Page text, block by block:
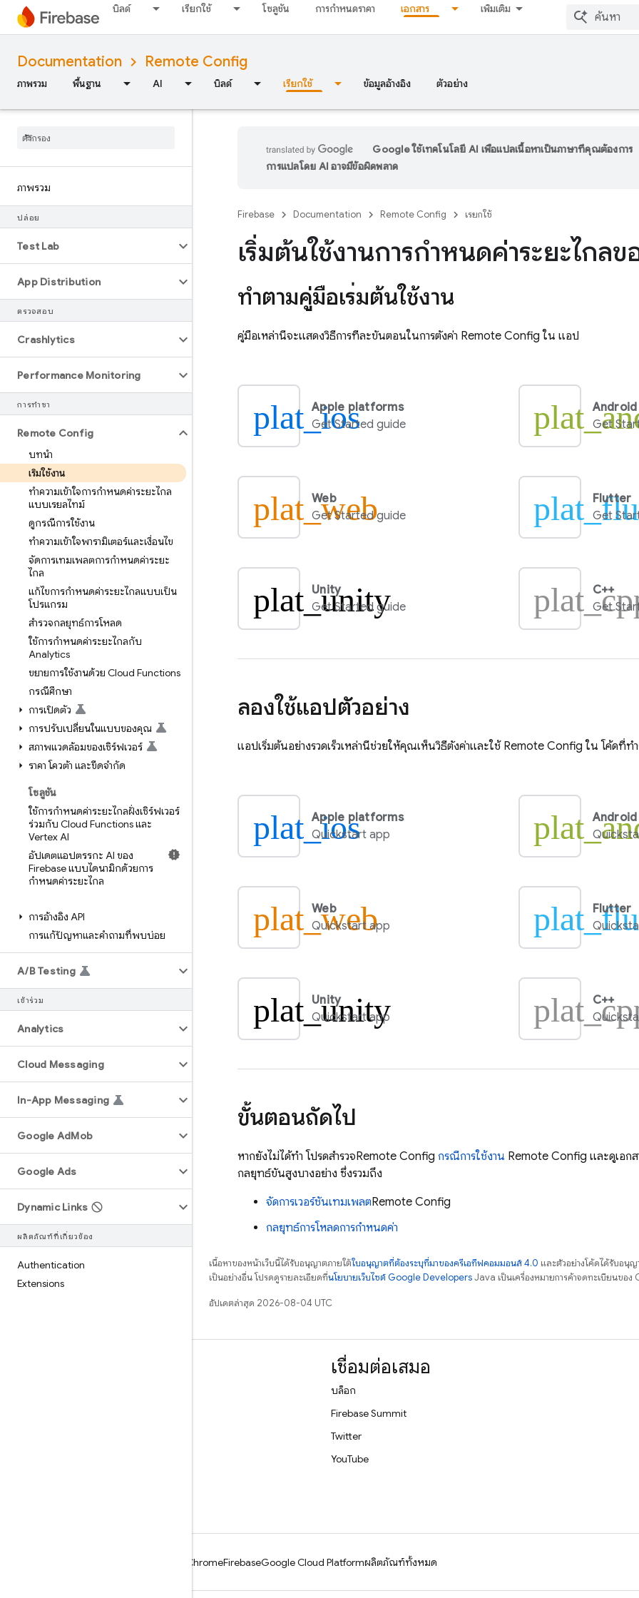
บิลด์ เรียกใช้ โซลูชัน การกำหนดราคา เอกสาร เพิ่มเติม
Documentation Remote Config
ภาพรวม พื้นฐาน AI บิลด์ เรียกใช้ ข้อมูลอ้างอิง ตัวอย่าง
ภาพรวม
ปล่อย
Test Lab
App Distribution
ตรวจสอบ
Crashlytics
Performance Monitoring
การทำซ้ำ
Remote Config
บทนำ
เริ่มใช้งาน
ทำความเข้าใจการกำหนดค่าระยะไกล
แบบเรียลไทม์
ดูกรณีการใช้งาน
ทําความเข้าใจพารามิเตอร์และเงื่อนไข
จัดการเทมเพลตการกำหนดค่าระยะ
ไกล
แก้ไขการกำหนดค่าระยะไกลแบบเป็น
โปรแกรม
สำรวจกลยุทธ์การโหลด
ใช้การกำหนดค่าระยะไกลกับ
Analytics
ขยายการใช้งานด้วย Cloud Functions
กรณีศึกษา
การเปิดตัว
การปรับเปลี่ยนในแบบของคุณ
สภาพแวดล้อมของเซิร์ฟเวอร์
ราคา โควต้า และขีดจำกัด
โซลูชัน
ใช้การกำหนดค่าระยะไกลฝั่งเซิร์ฟเวอร์
ร่วมกับ Cloud Functions และ
Vertex AI
อัปเดตแอปตรรกะ AI ของ
Firebase แบบไดนามิกด้วยการ
กำหนดค่าระยะไกล
การอ้างอิง API
การแก้ปัญหาและคำถามที่พบบ่อย
A/B Testing
เข้าร่วม
Analytics
Cloud Messaging
In-App Messaging
Google AdMob
Google Ads
Dynamic Links
ผลิตภัณฑ์ที่เกี่ยวข้อง
Authentication
Extensions
Google ใช้เทคโนโลยี AI เพื่อแปลเนื้อหาเป็นภาษาที่คุณต้องการ
การแปลโดย AI อาจมีข้อผิดพลาด
Firebase Documentation Remote Config เรียกใช้
เริ่มต้นใช้งานการกำหนดค่าระยะไกล
ทำตามคู่มือเริ่มต้นใช้งาน
คู่มือเหล่านี้จะแสดงวิธีการทีละขั้นตอนในการตั้งค่า Remote Config ใน แอป
plat_ios
Apple platforms
Get Started guide
Android
Get
plat_web
Web
Get Started guide
Flutter
Get
plat_unity
Unity
Get Started guide
C++
Get
ลองใช้แอปตัวอย่าง
แอปเริ่มต้นอย่างรวดเร็วเหล่านี้ช่วยให้คุณเห็นวิธีตั้งค่าและใช้ Remote Config ใน โค้ดที่ท
plat_ios
Apple platforms
Quickstart app
Android
plat_web
Web
Quickstart app
Flutter
plat_unity
Unity
Quickstart app
C++
ขั้นตอนถัดไป
หากยังไม่ได้ทำ โปรดสำรวจRemote Config กรณีการใช้งาน Remote Config และดูเอก
กลยุทธ์ขั้นสูงบางอย่าง ซึ่งรวมถึง
จัดการเวอร์ชันเทมเพลตRemote Config
กลยุทธ์การโหลดการกำหนดค่า
เนื้อหาของหน้าเว็บนี้ได้รับอนุญาตภายใต้ใบอนุญาตที่ต้องระบุที่มาของครีเอทีฟคอมมอนส์ 4.0 และตัวอย่างโค้ดได้รับอนุญ
เป็นอย่างอื่น โปรดดูรายละเอียดที่นโยบายเว็บไซต์ Google DevelopersJava เป็นเครื่องหมายการค้าจดทะเบียนขอ
อัปเดตล่าสุด 2026-08-04 UTC
เชื่อมต่อเสมอ
บล็อก
Firebase Summit
Twitter
YouTube
ChromeFirebaseGoogle Cloud Platformผลิตภัณฑ์ทั้งหมด